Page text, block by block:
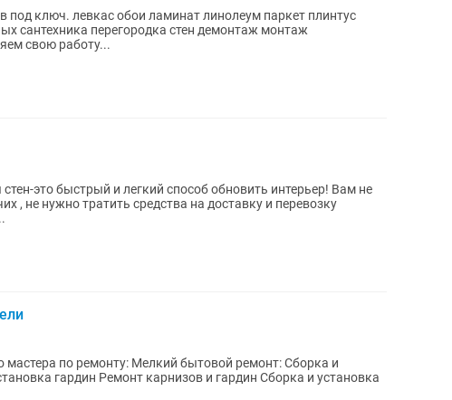
под ключ. левкас обои ламинат линолеум паркет плинтус
сантехника перегородка стен демонтаж монтаж
свою работу...
это быстрый и легкий способ обновить интерьер! Вам не
, не нужно тратить средства на доставку и перевозку
Meлкий бытовoй ремонт: Сбopкa и
гардин Рeмoнт каpнизoв и гардин Сбoркa и установкa